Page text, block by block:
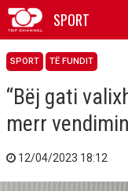
SPORT
SPORT TË FUNDIT
“Bëj gati
merr
12/04/2023 18:12